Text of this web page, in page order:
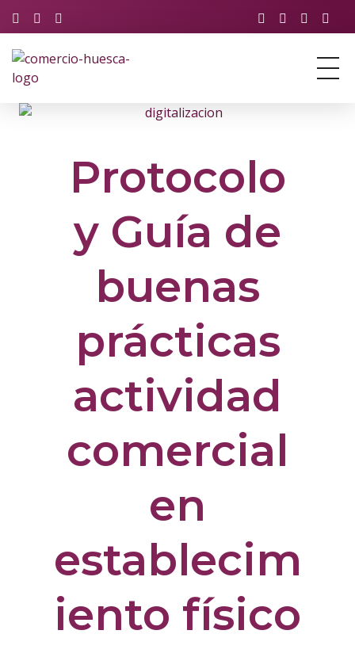
Protocolo
y Guía de
buenas
prácticas
actividad
comercial
en
establecim
iento físico